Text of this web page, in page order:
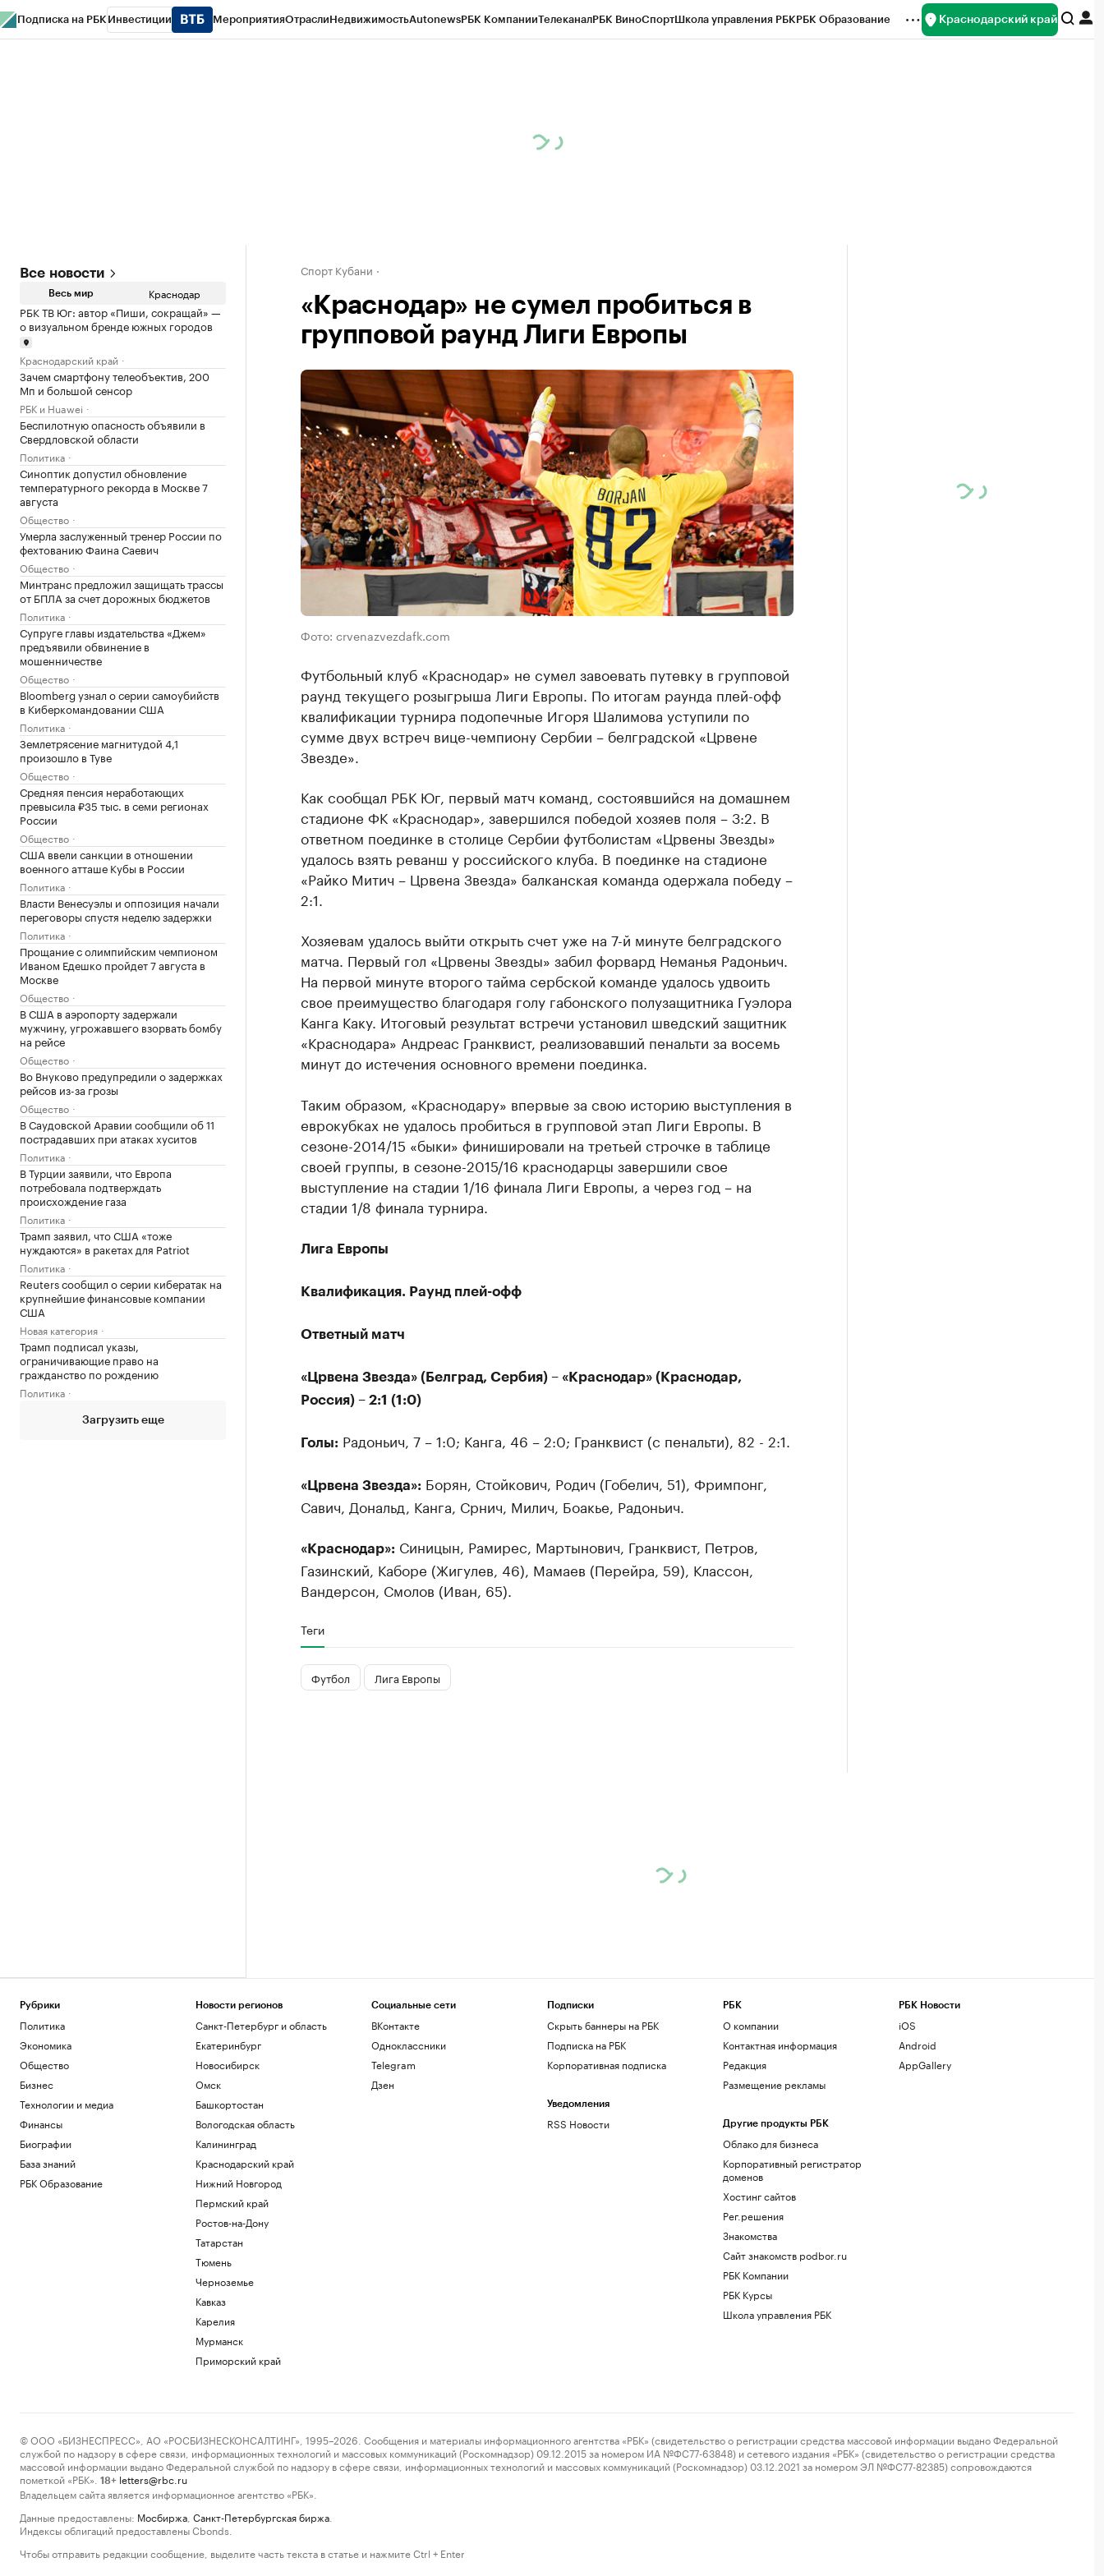
Подписка на РБК Инвестиции МероприятияОтраслиНедвижимостьAutonewsРБК КомпанииТелеканалРБК ВиноСпортШкола управления РБКРБК Образование Краснодарский край
Все новости
Весь мир Краснодар
РБК ТВ Юг: автор «Пиши, сокращай» —
о визуальном бренде южных городов
Краснодарский край
Зачем смартфону телеобъектив, 200
Мп и большой сенсор
РБК и Huawei
Беспилотную опасность объявили в
Свердловской области
Политика
Синоптик допустил обновление
температурного рекорда в Москве 7
августа
Общество
Умерла заслуженный тренер России по
фехтованию Фаина Саевич
Общество
Минтранс предложил защищать трассы
от БПЛА за счет дорожных бюджетов
Политика
Супруге главы издательства «Джем»
предъявили обвинение в
мошенничестве
Общество
Bloomberg узнал о серии самоубийств
в Киберкомандовании США
Политика
Землетрясение магнитудой 4,1
произошло в Туве
Общество
Средняя пенсия неработающих
превысила ₽35 тыс. в семи регионах
России
Общество
США ввели санкции в отношении
военного атташе Кубы в России
Политика
Власти Венесуэлы и оппозиция начали
переговоры спустя неделю задержки
Политика
Прощание с олимпийским чемпионом
Иваном Едешко пройдет 7 августа в
Москве
Общество
В США в аэропорту задержали
мужчину, угрожавшего взорвать бомбу
на рейсе
Общество
Во Внуково предупредили о задержках
рейсов из-за грозы
Общество
В Саудовской Аравии сообщили об 11
пострадавших при атаках хуситов
Политика
В Турции заявили, что Европа
потребовала подтверждать
происхождение газа
Политика
Трамп заявил, что США «тоже
нуждаются» в ракетах для Patriot
Политика
Reuters сообщил о серии кибератак на
крупнейшие финансовые компании
США
Новая категория
Трамп подписал указы,
ограничивающие право на
гражданство по рождению
Политика
Загрузить еще
Спорт Кубани
«Краснодар» не сумел пробиться в
групповой раунд Лиги Европы
Фото: crvenazvezdafk.com
Футбольный клуб «Краснодар» не сумел завоевать путевку в групповой
раунд текущего розыгрыша Лиги Европы. По итогам раунда плей-офф
квалификации турнира подопечные Игоря Шалимова уступили по
сумме двух встреч вице-чемпиону Сербии – белградской «Црвене
Звезде».
Как сообщал РБК Юг, первый матч команд, состоявшийся на домашнем
стадионе ФК «Краснодар», завершился победой хозяев поля – 3:2. В
ответном поединке в столице Сербии футболистам «Црвены Звезды»
удалось взять реванш у российского клуба. В поединке на стадионе
«Райко Митич – Црвена Звезда» балканская команда одержала победу –
2:1.
Хозяевам удалось выйти открыть счет уже на 7-й минуте белградского
матча. Первый гол «Црвены Звезды» забил форвард Неманья Радоньич.
На первой минуте второго тайма сербской команде удалось удвоить
свое преимущество благодаря голу габонского полузащитника Гуэлора
Канга Каку. Итоговый результат встречи установил шведский защитник
«Краснодара» Андреас Гранквист, реализовавший пенальти за восемь
минут до истечения основного времени поединка.
Таким образом, «Краснодару» впервые за свою историю выступления в
еврокубках не удалось пробиться в групповой этап Лиги Европы. В
сезоне-2014/15 «быки» финишировали на третьей строчке в таблице
своей группы, в сезоне-2015/16 краснодарцы завершили свое
выступление на стадии 1/16 финала Лиги Европы, а через год – на
стадии 1/8 финала турнира.
Лига Европы
Квалификация. Раунд плей-офф
Ответный матч
«Црвена Звезда» (Белград, Сербия) – «Краснодар» (Краснодар,
Россия) – 2:1 (1:0)
Голы:Радоньич, 7 – 1:0; Канга, 46 – 2:0; Гранквист (с пенальти), 82 - 2:1.
«Црвена Звезда»:Борян, Стойкович, Родич (Гобелич, 51), Фримпонг,
Савич, Дональд, Канга, Срнич, Милич, Боакье, Радоньич.
«Краснодар»:Синицын, Рамирес, Мартынович, Гранквист, Петров,
Газинский, Каборе (Жигулев, 46), Мамаев (Перейра, 59), Классон,
Вандерсон, Смолов (Иван, 65).
Теги
Футбол Лига Европы
Рубрики
Политика
Экономика
Общество
Бизнес
Технологии и медиа
Финансы
Биографии
База знаний
РБК Образование
Новости регионов
Санкт-Петербург и область
Екатеринбург
Новосибирск
Омск
Башкортостан
Вологодская область
Калининград
Краснодарский край
Нижний Новгород
Пермский край
Ростов-на-Дону
Татарстан
Тюмень
Черноземье
Кавказ
Карелия
Мурманск
Приморский край
Социальные сети
ВКонтакте
Одноклассники
Telegram
Дзен
Подписки
Скрыть баннеры на РБК
Подписка на РБК
Корпоративная подписка
Уведомления
RSS Новости
РБК
О компании
Контактная информация
Редакция
Размещение рекламы
Другие продукты РБК
Облако для бизнеса
Корпоративный регистратор
доменов
Хостинг сайтов
Рег.решения
Знакомства
Сайт знакомств podbor.ru
РБК Компании
РБК Курсы
Школа управления РБК
РБК Новости
iOS
Android
AppGallery
© ООО «БИЗНЕСПРЕСС», АО «РОСБИЗНЕСКОНСАЛТИНГ», 1995–2026. Сообщения и материалы информационного агентства «РБК» (свидетельство о регистрации средства массовой информации выдано Федеральной
службой по надзору в сфере связи, информационных технологий и массовых коммуникаций (Роскомнадзор) 09.12.2015 за номером ИА №ФС77-63848) и сетевого издания «РБК» (свидетельство о регистрации средства
массовой информации выдано Федеральной службой по надзору в сфере связи, информационных технологий и массовых коммуникаций (Роскомнадзор) 03.12.2021 за номером ЭЛ №ФС77-82385) сопровождаются
пометкой «РБК».
18+ letters@rbc.ru
Владельцем сайта является информационное агентство «РБК».
Данные предоставлены: Мосбиржа Санкт-Петербургская биржа
Индексы облигаций предоставлены Cbonds.
Чтобы отправить редакции сообщение, выделите часть текста в статье и нажмите Ctrl + Enter